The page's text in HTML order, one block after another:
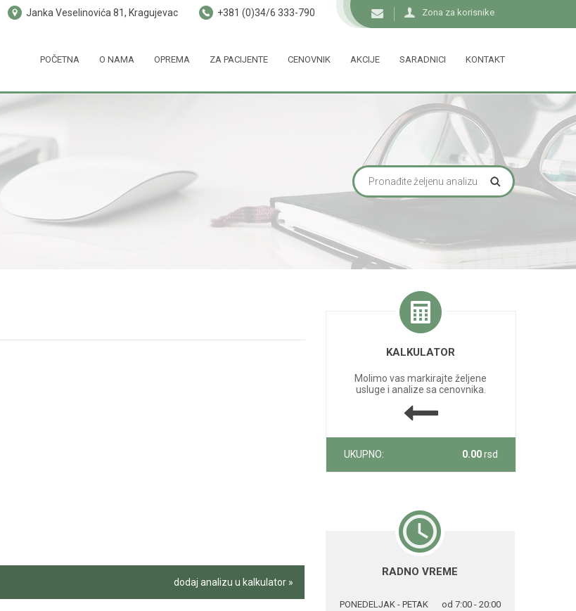
Zona za korisnike
Janka Veselinovića 81, Kragujevac +381 (0)34/6 333-790
POČETNA O NAMA OPREMA ZA PACIJENTE CENOVNIK AKCIJE SARADNICI KONTAKT
dodaj analizu u kalkulator »
KALKULATOR
Molimo vas markirajte željene
usluge i analize sa cenovnika.
UKUPNO: 0.00rsd
RADNO VREME
PONEDELJAK - PETAK od 7:00 - 20:00